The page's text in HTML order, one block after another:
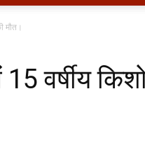
मौत।
वर्षीय